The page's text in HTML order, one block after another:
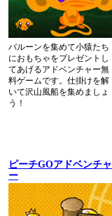
バルーンを集めて小猿たち
におもちゃをプレゼントし
てあげるアドベンチャー無
料ゲームです。仕掛けを解
いて沢山風船を集めましょ
う！
ピーチGOアドベンチャ
ー